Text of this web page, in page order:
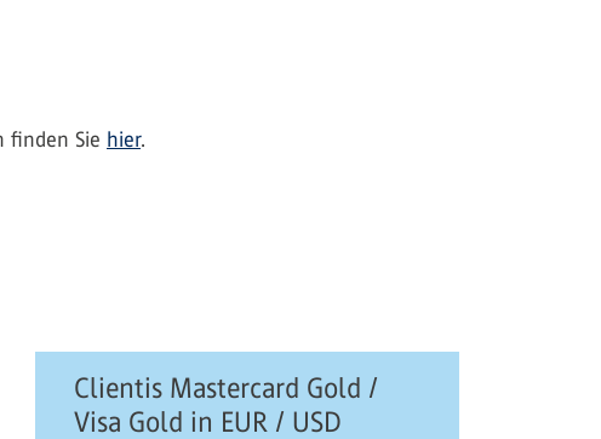
finden Sie hier.
Clientis Mastercard Gold /
Visa Gold in EUR / USD